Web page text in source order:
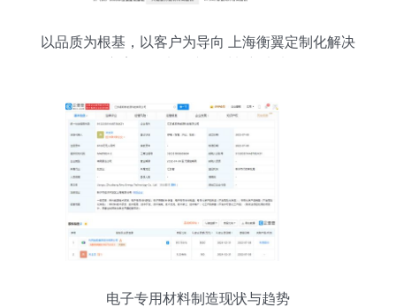
以品质为根基，以客户为导向 上海衡翼定制化解决
电子专用材料制造现状与趋势